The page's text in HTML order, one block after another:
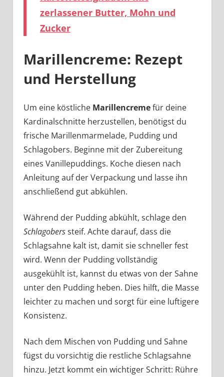
zerlassener Butter, Mohn und
Zucker
Marillencreme: Rezept
und Herstellung
Um eine köstliche Marillencremefür deine
Kardinalschnitte herzustellen, benötigst du
frische Marillenmarmelade, Pudding und
Schlagobers. Beginne mit der Zubereitung
eines Vanillepuddings. Koche diesen nach
Anleitung auf der Verpackung und lasse ihn
anschließend gut abkühlen.
Während der Pudding abkühlt, schlage den
Schlagoberssteif. Achte darauf, dass die
Schlagsahne kalt ist, damit sie schneller fest
wird. Wenn der Pudding vollständig
ausgekühlt ist, kannst du etwas von der Sahne
unter den Pudding heben. Dies hilft, die Masse
leichter zu machen und sorgt für eine luftigere
Konsistenz.
Nach dem Mischen von Pudding und Sahne
fügst du vorsichtig die restliche Schlagsahne
hinzu. Jetzt kommt ein wichtiger Schritt: Rühre